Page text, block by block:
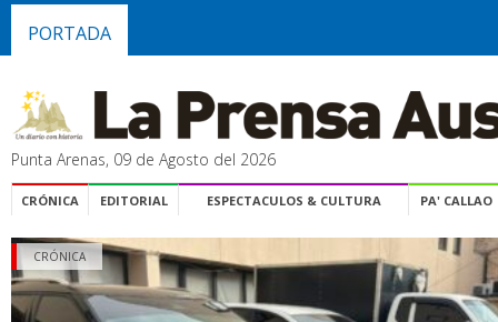
PORTADA
Punta Arenas, 09 de Agosto del 2026
CRÓNICA EDITORIAL ESPECTACULOS & CULTURA PA' CALLAO
CRÓNICA